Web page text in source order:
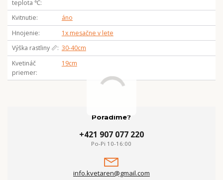
teplota ℃
Kvitnutie
áno
Hnojenie
1x mesačne v lete
Výška rastliny 📏 30-40cm
Kvetináč
priemer
19cm
Poradíme?
+421 907 077 220
Po-Pi 10-16:00
info.kvetaren@gmail.com